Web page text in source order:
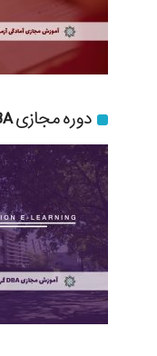
دوره مجازی DBA گرایش املاک و مستغلات